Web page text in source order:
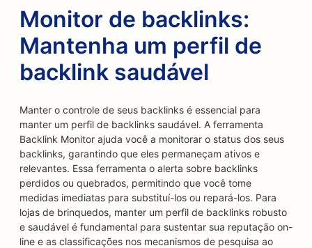
Monitor de backlinks:
Mantenha um perfil de
backlink saudável
Manter o controle de seus backlinks é essencial para
manter um perfil de backlinks saudável. A ferramenta
Backlink Monitor ajuda você a monitorar o status dos seus
backlinks, garantindo que eles permaneçam ativos e
relevantes. Essa ferramenta o alerta sobre backlinks
perdidos ou quebrados, permitindo que você tome
medidas imediatas para substituí-los ou repará-los. Para
lojas de brinquedos, manter um perfil de backlinks robusto
e saudável é fundamental para sustentar sua reputação on-
line e as classificações nos mecanismos de pesquisa ao